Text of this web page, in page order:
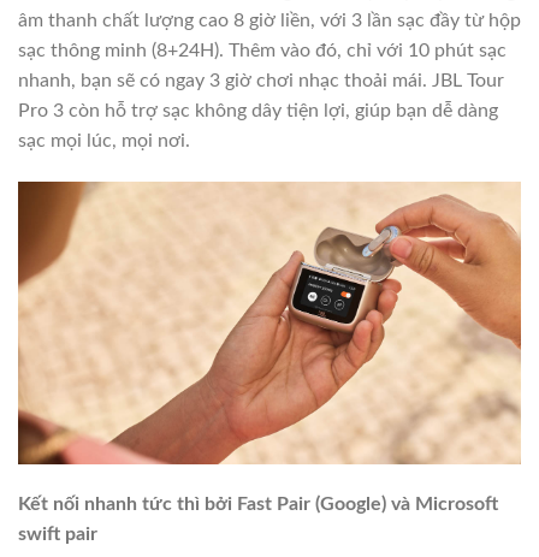
âm thanh chất lượng cao 8 giờ liền, với 3 lần sạc đầy từ hộp
sạc thông minh (8+24H). Thêm vào đó, chỉ với 10 phút sạc
nhanh, bạn sẽ có ngay 3 giờ chơi nhạc thoải mái. JBL Tour
Pro 3 còn hỗ trợ sạc không dây tiện lợi, giúp bạn dễ dàng
sạc mọi lúc, mọi nơi.
Kết nối nhanh tức thì bởi Fast Pair (Google) và Microsoft
swift pair